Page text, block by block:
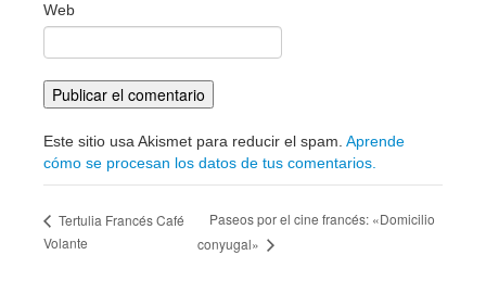
Web
Este sitio usa Akismet para reducir el spam. Aprende
cómo se procesan los datos de tus comentarios.
Tertulia Francés Café
Volante
Paseos por el cine francés: «Domicilio
conyugal»